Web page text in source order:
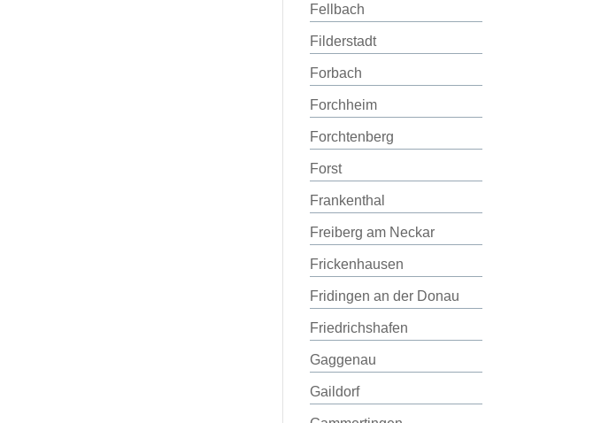
Fellbach
Filderstadt
Forbach
Forchheim
Forchtenberg
Forst
Frankenthal
Freiberg am Neckar
Frickenhausen
Fridingen an der Donau
Friedrichshafen
Gaggenau
Gaildorf